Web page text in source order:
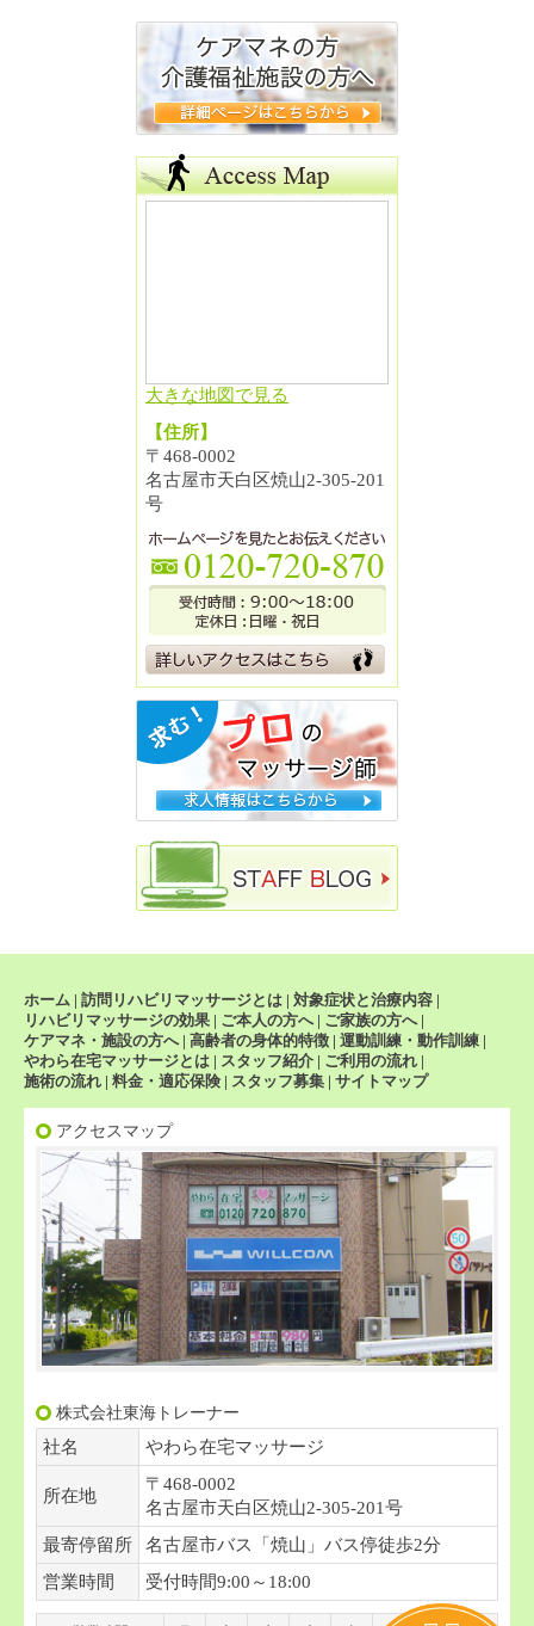
大きな地図で見る
【住所】
〒468-0002
名古屋市天白区焼山2-305-201
号
ホーム | 訪問リハビリマッサージとは | 対象症状と治療内容 |
リハビリマッサージの効果 | ご本人の方へ| ご家族の方へ|
ケアマネ・施設の方へ| 高齢者の身体的特徴 | 運動訓練・動作訓練 |
やわら在宅マッサージとは | スタッフ紹介 | ご利用の流れ |
施術の流れ | 料金・適応保険 | スタッフ募集 | サイトマップ
アクセスマップ
株式会社東海トレーナー
社名
やわら在宅マッサージ
所在地
〒468-0002
名古屋市天白区焼山2-305-201号
最寄停留所
名古屋市バス「焼山」バス停徒歩2分
営業時間
受付時間9:00～18:00